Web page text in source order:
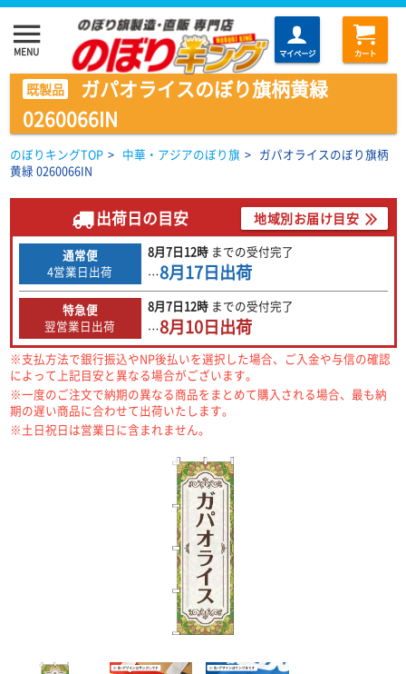
menu
MENU マイページ カート
既製品
ガパオライスのぼり旗柄黄緑
0260066IN
のぼりキングTOP > 中華・アジアのぼり旗 > ガパオライスのぼり旗柄
黄緑 0260066IN
出荷日の目安 地域別お届け目安
通常便
4営業日出荷
8月7日12時 までの受付完了
…8月17日出荷
特急便
翌営業日出荷
8月7日12時 までの受付完了
…8月10日出荷
※支払方法で銀行振込やNP後払いを選択した場合、ご入金や与信の確認
によって上記目安と異なる場合がございます。
※一度のご注文で納期の異なる商品をまとめて購入される場合、最も納
期の遅い商品に合わせて出荷いたします。
※土日祝日は営業日に含まれません。